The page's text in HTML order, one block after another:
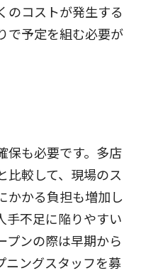
のコストが発生する
で予定を組む必要が
保も必要です。多店
比較して、現場のス
かかる負担も増加し
手不足に陥りやすい
プンの際は早期から
ニングスタッフを募